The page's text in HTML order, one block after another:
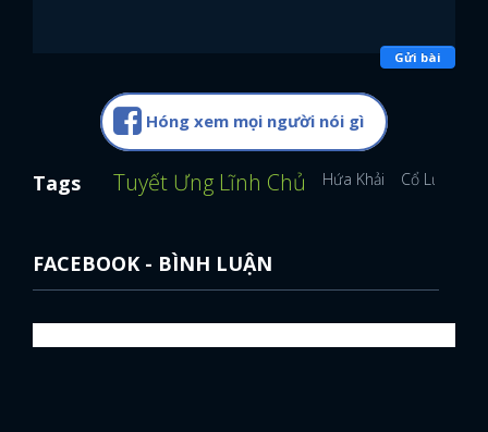
Gửi bài
Hóng xem mọi người nói gì
Tags Tuyết Ưng Lĩnh Chủ Hứa Khải Cổ Lực Na
FACEBOOK - BÌNH LUẬN